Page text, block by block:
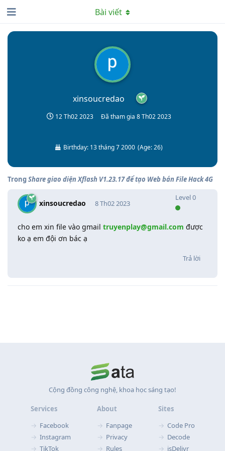
xinsoucredao
12 Th02 2023 Đã tham gia 8 Th02 2023
Birthday: 13 tháng 7 2000 (Age:26)
Bài viết
TrongShare giao diện Xflash V1.23.17 để tạo Web bán File Hack 4G
xinsoucredao
Level0
8 Th02 2023
cho em xin file vào gmail truyenplay@gmail.com được
ko ạ em đội ơn bác ạ
Trả lời
Cộng đồng công nghệ, khoa học sáng tạo!
Services
Facebook
Instagram
TikTok
About
Fanpage
Privacy
Rules
Sites
Code Pro
Decode
jsDelivr